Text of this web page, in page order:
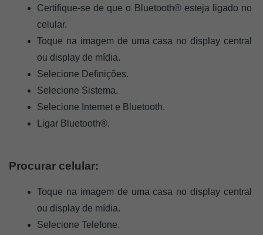
Certifique-se de que o Bluetooth® esteja ligado no
celular.
Toque na imagem de uma casa no display central
ou display de mídia.
Selecione Definições.
Selecione Sistema.
Selecione Internet e Bluetooth.
Ligar Bluetooth®.
Procurar celular:
Toque na imagem de uma casa no display central
ou display de mídia.
Selecione Telefone.